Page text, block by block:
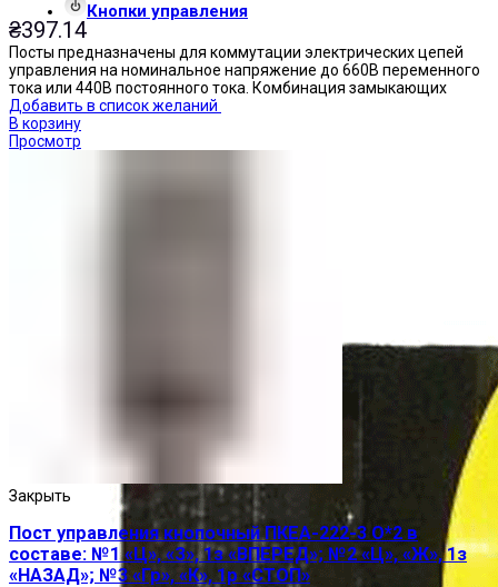
Кнопки управления
₴397.14
Посты предназначены для коммутации электрических цепей
управления на номинальное напряжение до 660В переменного
тока или 440В постоянного тока. Комбинация замыкающих
Добавить в список желаний
В корзину
Просмотр
Закрыть
Пост управления кнопочный ПКЕА-222-3 О*2 в
составе: №1 «Ц», «З», 1з «ВПЕРЕД»; №2 «Ц», «Ж», 1з
«НАЗАД»; №3 «Гр», «К», 1р «СТОП»